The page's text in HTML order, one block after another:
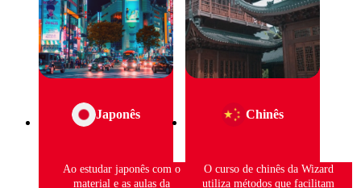
Japonês
Ao estudar japonês com o
material e as aulas da
Chinês
O curso de chinês da Wizard
utiliza métodos que facilitam